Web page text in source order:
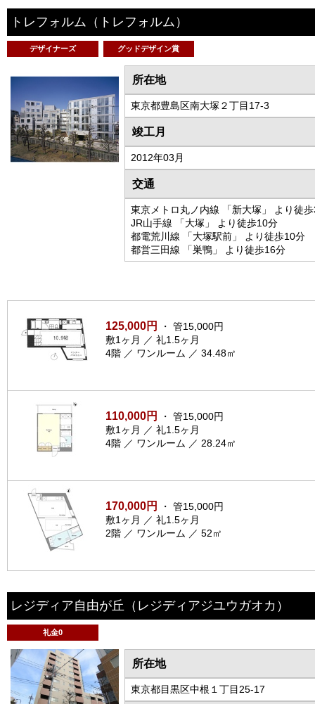
トレフォルム （トレフォルム）
デザイナーズ グッドデザイン賞
所在地
東京都豊島区南大塚２丁目17-3
竣工月
2012年03月
交通
東京メトロ丸ノ内線 「新大塚」 より徒
JR山手線 「大塚」 より徒歩10分
都電荒川線 「大塚駅前」 より徒歩10分
都営三田線 「巣鴨」 より徒歩16分
125,000円
・ 管15,000円
敷1ヶ月 ／ 礼1.5ヶ月
4階 ／ ワンルーム ／ 34.48㎡
110,000円
・ 管15,000円
敷1ヶ月 ／ 礼1.5ヶ月
4階 ／ ワンルーム ／ 28.24㎡
170,000円
・ 管15,000円
敷1ヶ月 ／ 礼1.5ヶ月
2階 ／ ワンルーム ／ 52㎡
レジディア自由が丘 （レジディアジユウガオカ）
礼金0
所在地
東京都目黒区中根１丁目25-17